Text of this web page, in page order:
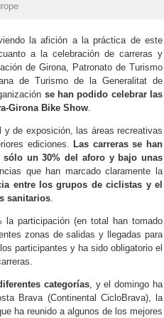
la afición a la práctica de este
a la celebración de carreras y
de Girona, Patronato de Turismo
de Turismo de la Generalitat de
se han podido celebrar las
Girona Bike Show.
de exposición, las áreas recreativas
ediciones. Las carreras se han
un 30% del aforo y bajo unas
que han marcado claramente la
entre los grupos de ciclistas y el
sanitarios.
la participación (en total han tomado
zonas de salidas y llegadas para
participantes y ha sido obligatorio el
categorías, y el domingo ha
Brava (Continental CicloBrava), la
ha reunido a algunos de los mejores